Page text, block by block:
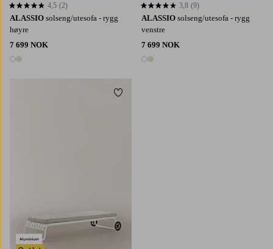
ALASSIO solseng/utesofa - rygg
høyre
7 699 NOK
2 farger
4,5 basert på 2 karaktergivninger
4,5 (2)
ALASSIO solseng/utesofa - rygg
venstre
7 699 NOK
2 farger
3,8 basert på 9 karaktergivninger
3,8 (9)
Legg til favoritter